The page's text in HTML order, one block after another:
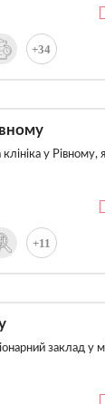
+34
у Рівному,
+11
заклад у